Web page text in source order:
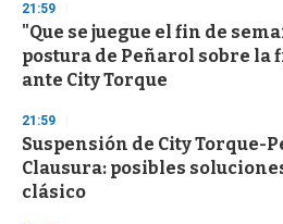
d
s
o
f
3
s
e
c
o
n
21:59
"Que se juegue el fin de
postura de Peñarol sobre la
ante City Torque
21:59
Suspensión de City Torque-
Clausura: posibles
clásico